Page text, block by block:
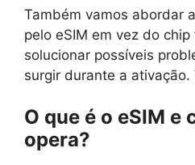
Também vamos abordar
pelo eSIM em vez do
solucionar possíveis
surgir durante a ativação.
O que é o eSIM e
opera?